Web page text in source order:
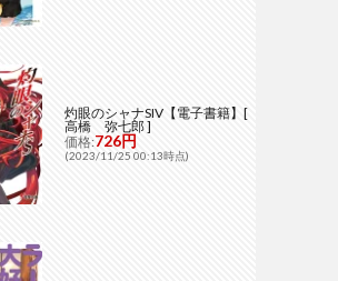
灼眼のシャナSIV【電子書籍】[
高橋 弥七郎 ]
価格:726円
(2023/11/25 00:13時点)